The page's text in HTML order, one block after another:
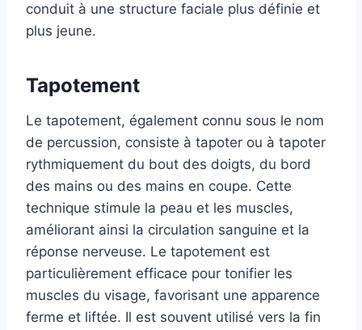
conduit à une structure faciale plus définie et
plus jeune.
Tapotement
Le tapotement, également connu sous le nom
de percussion, consiste à tapoter ou à tapoter
rythmiquement du bout des doigts, du bord
des mains ou des mains en coupe. Cette
technique stimule la peau et les muscles,
améliorant ainsi la circulation sanguine et la
réponse nerveuse. Le tapotement est
particulièrement efficace pour tonifier les
muscles du visage, favorisant une apparence
ferme et liftée. Il est souvent utilisé vers la fin